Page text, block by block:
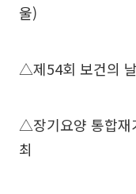
울)
△제54회 보건의
△장기요양 통합재
최